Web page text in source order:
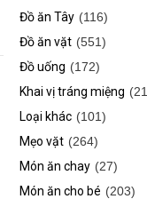
Đồ ăn Tây (116)
Đồ ăn vặt (551)
Đồ uống (172)
Khai vị tráng miệng
Loại khác (101)
Mẹo vặt (264)
Món ăn chay (27)
Món ăn cho bé (203)